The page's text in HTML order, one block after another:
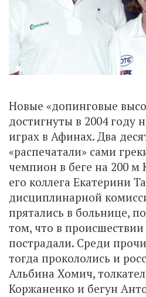
Новые «допинговые
достигнуты в 2004 году
играх в Афинах. Два
«распечатали» сами
чемпион в беге на 200 м
его коллега Екатерини
дисциплинарной
прятались в больнице,
том, что в происшествии
пострадали. Среди
тогда прокололись и
Альбина Хомич,
Коржаненко и бегун